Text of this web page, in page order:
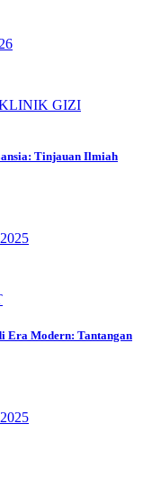
GIZI
Tinjauan Ilmiah
Era Modern: Tantangan